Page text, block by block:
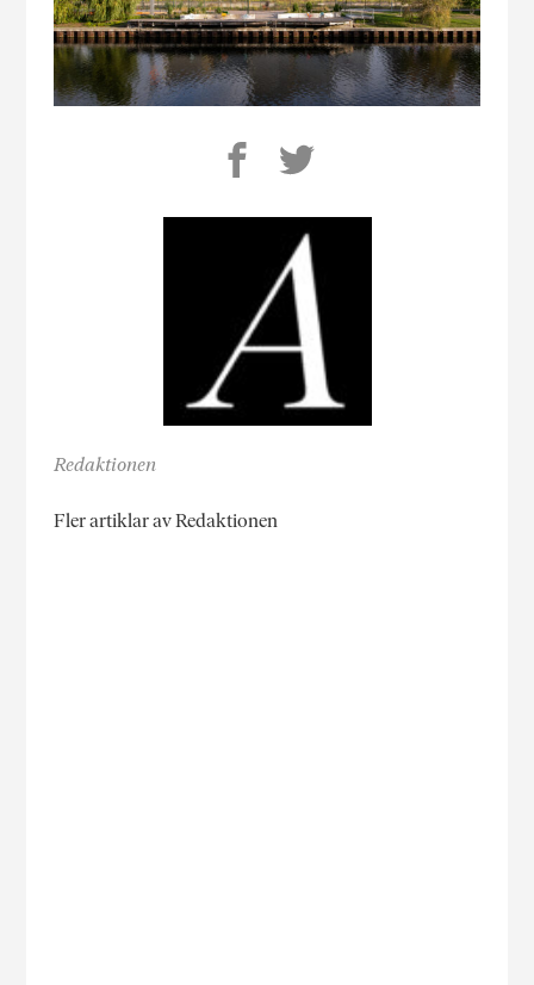
Redaktionen
Fler artiklar av Redaktionen